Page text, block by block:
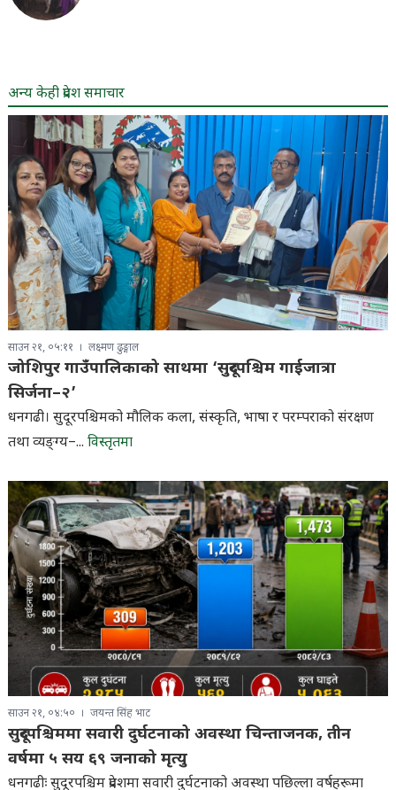
अन्य केही प्रदेश समाचार
साउन २१, ०५:११ लक्ष्मण ढुङ्गाल
जोशिपुर गाउँपालिकाको साथमा ‘सुदूरपश्चिम गाईजात्रा
सिर्जना–२’
धनगढी। सुदूरपश्चिमको मौलिक कला, संस्कृति, भाषा र परम्पराको संरक्षण
तथा व्यङ्ग्य–... विस्तृतमा
साउन २१, ०४:५० जयन्त सिंह भाट
सुदूरपश्चिममा सवारी दुर्घटनाको अवस्था चिन्ताजनक, तीन
वर्षमा ५ सय ६९ जनाको मृत्यु
धनगढीः सुदूरपश्चिम प्रदेशमा सवारी दुर्घटनाको अवस्था पछिल्ला वर्षहरूमा